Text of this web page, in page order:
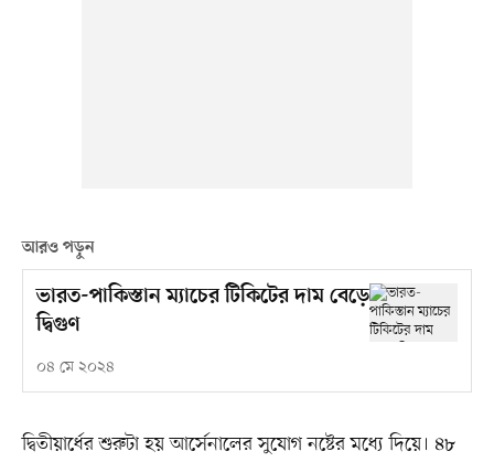
আরও পড়ুন
ভারত-পাকিস্তান ম্যাচের টিকিটের দাম বেড়ে
দ্বিগুণ
০৪ মে ২০২৪
দ্বিতীয়ার্ধের শুরুটা হয় আর্সেনালের সুযোগ নষ্টের মধ্যে দিয়ে। ৪৮